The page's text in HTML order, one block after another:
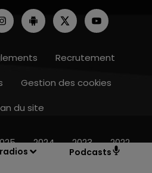
Podcasts
Recrutement
Gestion des cookies
du site
2024 2023 2022